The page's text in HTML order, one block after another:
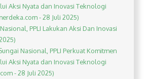
Aksi Nyata dan Inovasi Teknologi
- 28 Juli 2025)
PPLI Lakukan Aksi Dan Inovasi
Nasional, PPLI Perkuat Komitmen
Aksi Nyata dan Inovasi Teknologi
- 28 Juli 2025)